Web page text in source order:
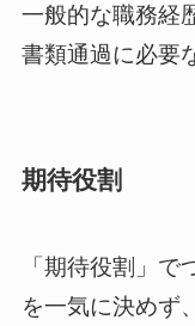
一般的な職務経
書類通過に必要
期待役割
「期待役割」
を一気に決めず